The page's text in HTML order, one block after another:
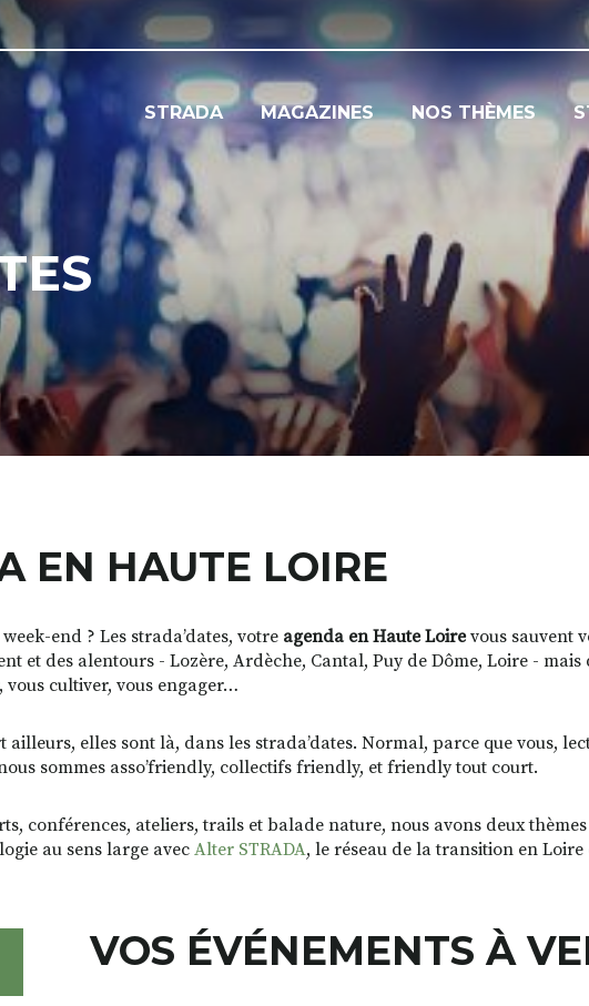
STRADA MAGAZINES NOS THÈMES
EN HAUTE LOIRE
end ? Les strada’dates, votre agenda en Haute Loirevous sauvent
et des alentours - Lozère, Ardèche, Cantal, Puy de Dôme, Loire -
cultiver, vous engager…
elles sont là, dans les strada’dates. Normal, parce que vous,
sommes asso’friendly, collectifs friendly, et friendly tout court.
conférences, ateliers, trails et balade nature, nous avons deux
au sens large avecAlter STRADA, le réseau de la transition en Loire
VOS ÉVÉNEMENTS À